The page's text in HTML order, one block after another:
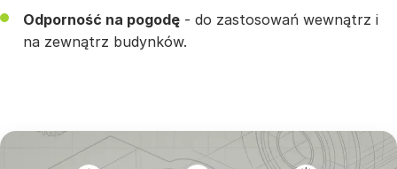
Odporność na pogodę - do zastosowań wewnątrz i
na zewnątrz budynków.